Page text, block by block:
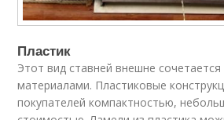
Пластик
Этот вид ставней внешне
материалами. Пластиковые
покупателей компактностью,